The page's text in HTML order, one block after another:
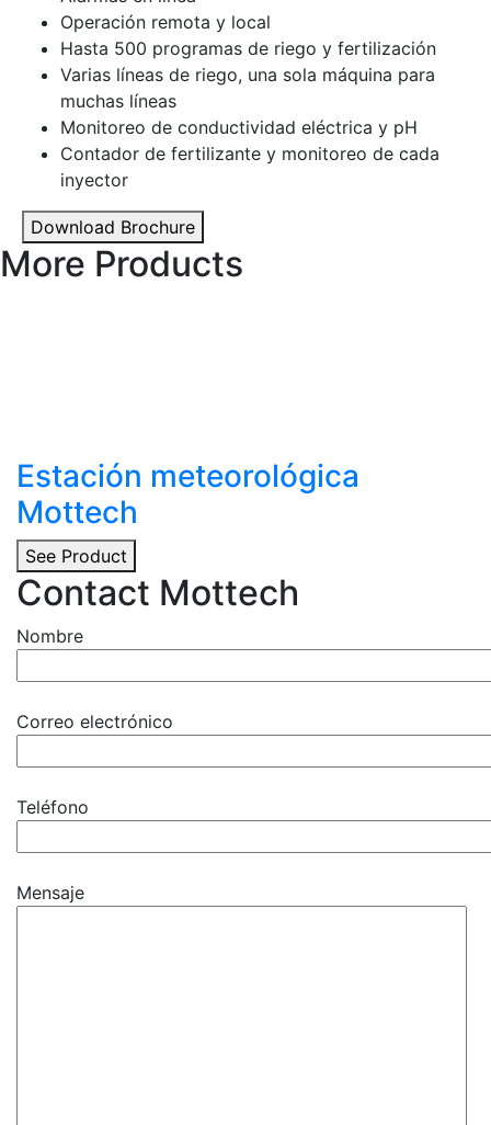
Operación remota y local
Hasta 500 programas de riego y fertilización
Varias líneas de riego, una sola máquina para
muchas líneas
Monitoreo de conductividad eléctrica y pH
Contador de fertilizante y monitoreo de cada
inyector
Download Brochure
More Products
Estación meteorológica
Mottech
See Product
Contact Mottech
Nombre
Correo electrónico
Teléfono
Mensaje